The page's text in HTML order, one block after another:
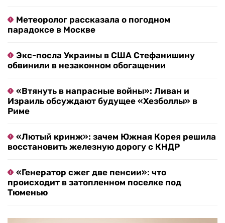
Метеоролог рассказала о погодном
парадоксе в Москве
Экс-посла Украины в США Стефанишину
обвинили в незаконном обогащении
«Втянуть в напрасные войны»: Ливан и
Израиль обсуждают будущее «Хезболлы» в
Риме
«Лютый кринж»: зачем Южная Корея решила
восстановить железную дорогу с КНДР
«Генератор сжег две пенсии»: что
происходит в затопленном поселке под
Тюменью